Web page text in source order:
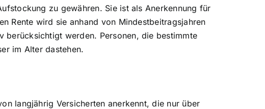
zu gewähren. Sie ist als Anerkennung für
Rente wird sie anhand von Mindestbeitragsjahren
berücksichtigt werden. Personen, die bestimmte
im Alter dastehen.
langjährig Versicherten anerkennt, die nur über